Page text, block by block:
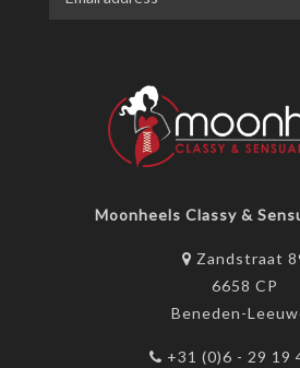
Moonheels Classy &
Zandstraat
6658 CP
Beneden-
+31 (0)6 - 29 19